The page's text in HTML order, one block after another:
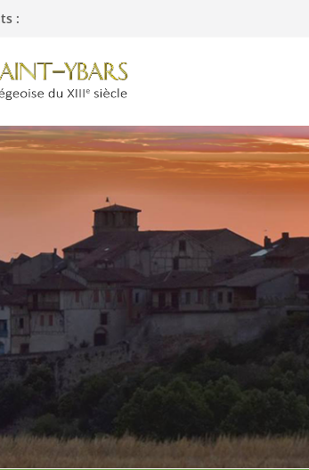
:
Fête de la Nature à Saint-Ybars le 22 mai 2026
Menus cantine du 04 au 29 mai 2026